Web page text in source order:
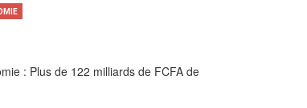
: Plus de 122 milliards de FCFA de